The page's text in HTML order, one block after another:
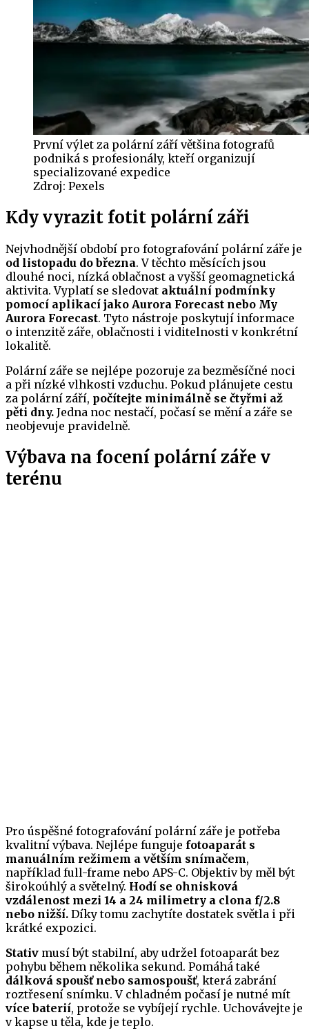
První výlet za polární září většina fotografů
podniká s profesionály, kteří organizují
specializované expedice
Zdroj: Pexels
Kdy vyrazit fotit polární záři
Nejvhodnější období pro fotografování polární záře je
od listopadu do března. V těchto měsících jsou
dlouhé noci, nízká oblačnost a vyšší geomagnetická
aktivita. Vyplatí se sledovat aktuální podmínky
pomocí aplikací jako Aurora Forecast nebo My
Aurora Forecast. Tyto nástroje poskytují informace
o intenzitě záře, oblačnosti i viditelnosti v konkrétní
lokalitě.
Polární záře se nejlépe pozoruje za bezměsíčné noci
a při nízké vlhkosti vzduchu. Pokud plánujete cestu
za polární září, počítejte minimálně se čtyřmi až
pěti dny. Jedna noc nestačí, počasí se mění a záře se
neobjevuje pravidelně.
Výbava na focení polární záře v
terénu
Pro úspěšné fotografování polární záře je potřeba
kvalitní výbava. Nejlépe funguje fotoaparát s
manuálním režimem a větším snímačem,
například full-frame nebo APS-C. Objektiv by měl být
širokoúhlý a světelný. Hodí se ohnisková
vzdálenost mezi 14 a 24 milimetry a clona f/2.8
nebo nižší. Díky tomu zachytíte dostatek světla i při
krátké expozici.
Stativ musí být stabilní, aby udržel fotoaparát bez
pohybu během několika sekund. Pomáhá také
dálková spoušť nebo samospoušť, která zabrání
roztřesení snímku. V chladném počasí je nutné mít
více baterií, protože se vybíjejí rychle. Uchovávejte je
v kapse u těla, kde je teplo.